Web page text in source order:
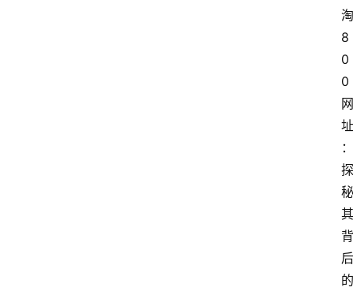
淘
8
0
0
网
址
：
探
秘
其
背
后
的